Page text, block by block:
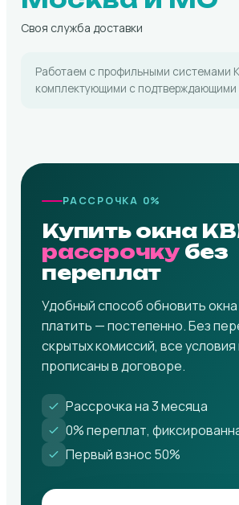
Своя служба доставки
Работаем с профильными системами
комплектующими с подтверждающими
РАССРОЧКА 0%
Купить окна
рассрочкубез
переплат
Удобный способ обновить окна
платить — постепенно. Без
скрытых комиссий, все
прописаны в договоре.
Рассрочка на 3 месяца
0% переплат,
Первый взнос 50%